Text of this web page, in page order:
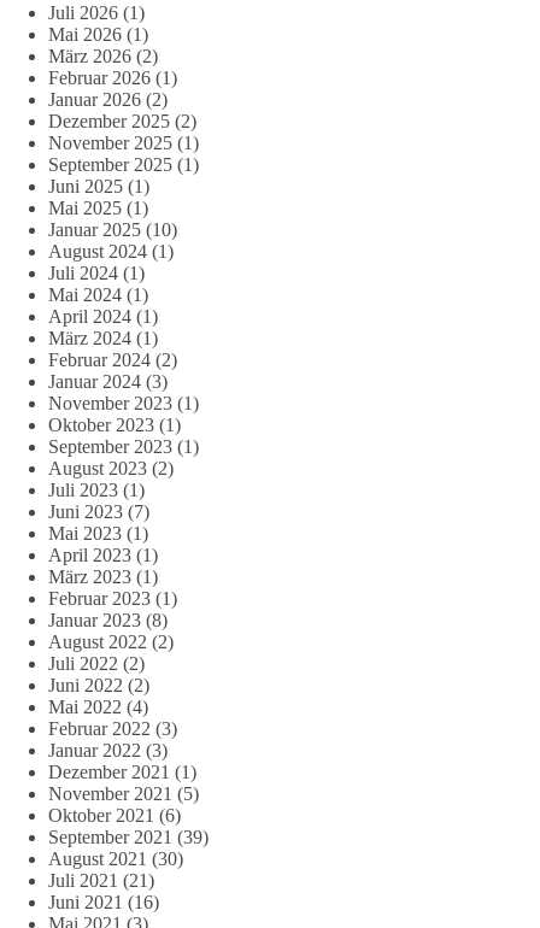
Juli 2026 (1)
Mai 2026 (1)
März 2026 (2)
Februar 2026 (1)
Januar 2026 (2)
Dezember 2025 (2)
November 2025 (1)
September 2025 (1)
Juni 2025 (1)
Mai 2025 (1)
Januar 2025 (10)
August 2024 (1)
Juli 2024 (1)
Mai 2024 (1)
April 2024 (1)
März 2024 (1)
Februar 2024 (2)
Januar 2024 (3)
November 2023 (1)
Oktober 2023 (1)
September 2023 (1)
August 2023 (2)
Juli 2023 (1)
Juni 2023 (7)
Mai 2023 (1)
April 2023 (1)
März 2023 (1)
Februar 2023 (1)
Januar 2023 (8)
August 2022 (2)
Juli 2022 (2)
Juni 2022 (2)
Mai 2022 (4)
Februar 2022 (3)
Januar 2022 (3)
Dezember 2021 (1)
November 2021 (5)
Oktober 2021 (6)
September 2021 (39)
August 2021 (30)
Juli 2021 (21)
Juni 2021 (16)
Mai 2021 (3)